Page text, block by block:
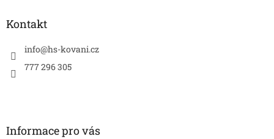
Kontakt
info@hs-kovani.cz
777 296 305
Informace pro vás